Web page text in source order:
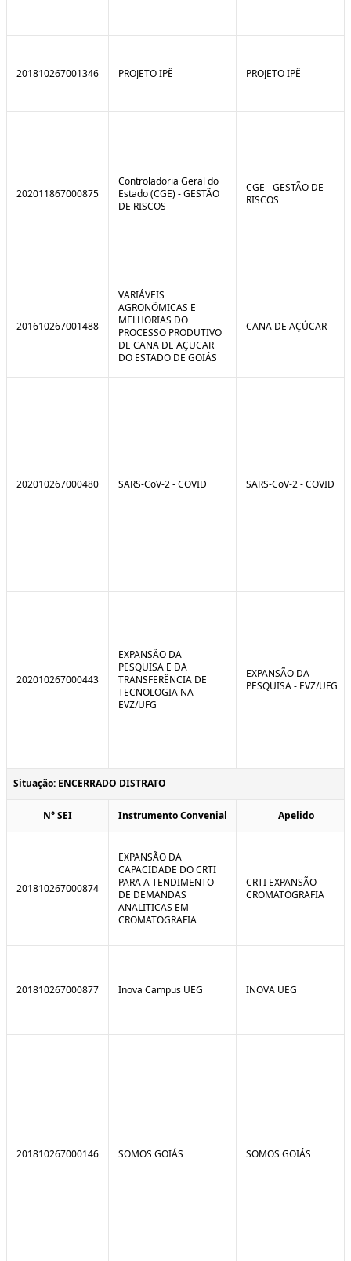
201810267001346 PROJETO IPÊ PROJETO IPÊ
202011867000875
Controladoria Geral do
Estado (CGE) - GESTÃO
DE RISCOS
CGE - GESTÃO DE
RISCOS
201610267001488
VARIÁVEIS
AGRONÔMICAS E
MELHORIAS DO
PROCESSO PRODUTIVO
DE CANA DE AÇUCAR
DO ESTADO DE GOIÁS
CANA DE AÇÚCAR
202010267000480 SARS-CoV-2 - COVID SARS-CoV-2 - COVID
202010267000443
EXPANSÃO DA
PESQUISA E DA
TRANSFERÊNCIA DE
TECNOLOGIA NA
EVZ/UFG
EXPANSÃO DA
PESQUISA - EVZ/UFG
Situação: ENCERRADO DISTRATO
N° SEI Instrumento Convenial Apelido
201810267000874
EXPANSÃO DA
CAPACIDADE DO CRTI
PARA A TENDIMENTO
DE DEMANDAS
ANALITICAS EM
CROMATOGRAFIA
CRTI EXPANSÃO -
CROMATOGRAFIA
201810267000877 Inova Campus UEG INOVA UEG
201810267000146 SOMOS GOIÁS SOMOS GOIÁS